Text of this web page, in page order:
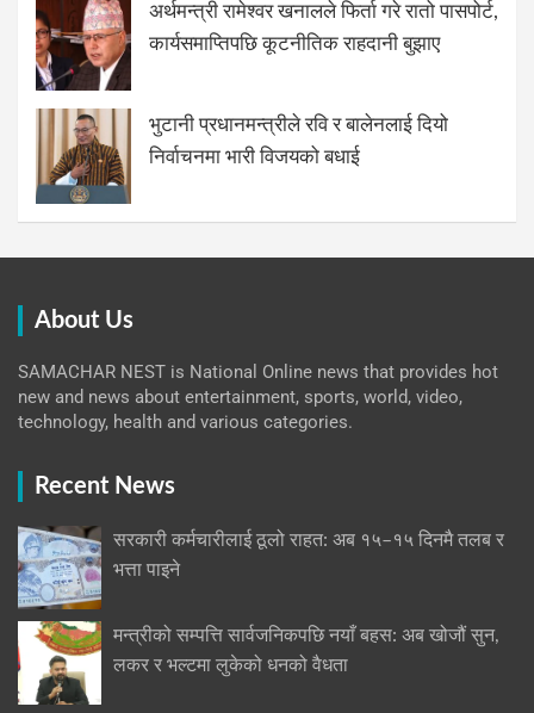
अर्थमन्त्री रामेश्वर खनालले फिर्ता गरे रातो पासपोर्ट,
कार्यसमाप्तिपछि कूटनीतिक राहदानी बुझाए
भुटानी प्रधानमन्त्रीले रवि र बालेनलाई दियो
निर्वाचनमा भारी विजयको बधाई
About Us
SAMACHAR NEST is National Online news that provides hot
new and news about entertainment, sports, world, video,
technology, health and various categories.
Recent News
सरकारी कर्मचारीलाई ठूलो राहत: अब १५–१५ दिनमै तलब र
भत्ता पाइने
मन्त्रीको सम्पत्ति सार्वजनिकपछि नयाँ बहस: अब खोजौं सुन,
लकर र भल्टमा लुकेको धनको वैधता